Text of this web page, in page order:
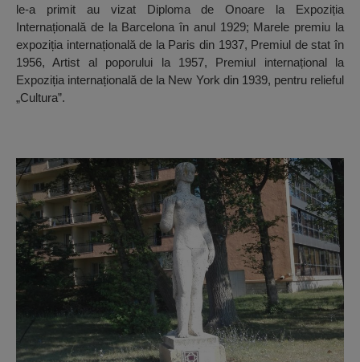
le-a primit au vizat Diploma de Onoare la Expoziția
Internațională de la Barcelona în anul 1929; Marele premiu la
expoziția internațională de la Paris din 1937, Premiul de stat în
1956, Artist al poporului la 1957, Premiul internațional la
Expoziția internațională de la New York din 1939, pentru relieful
„Cultura”.